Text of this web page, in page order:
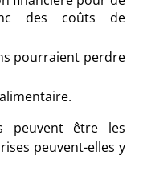
des coûts de
pourraient perdre
peuvent être les
peuvent-elles y